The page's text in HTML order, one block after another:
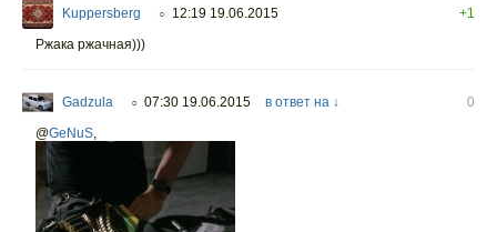
Kuppersberg ○ 12:19 19.06.2015
+1
Ржака ржачная)))
Gadzula ○ 07:30 19.06.2015 в ответ на ↓
0
@GeNuS